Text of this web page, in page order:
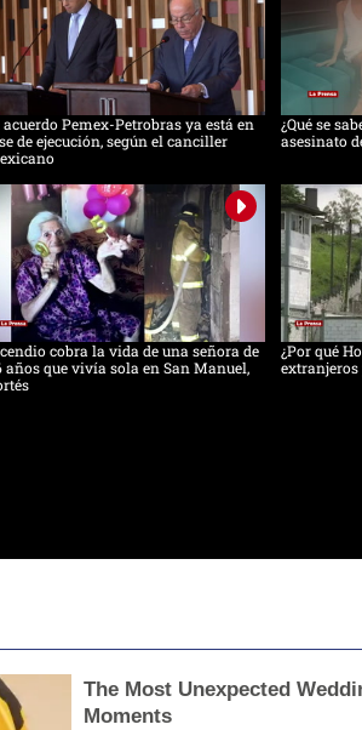
acuerdo Pemex-Petrobras ya está en
de ejecución, según el canciller
¿Qué se
asesinato
cobra la vida de una señora de
años que vivía sola en San Manuel,
¿Por qué
The Most Unexpected
Moments